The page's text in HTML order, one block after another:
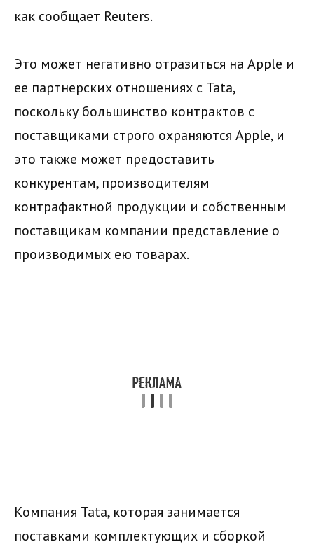
как сообщает Reuters.
Это может негативно отразиться на Apple и
ее партнерских отношениях с Tata,
поскольку большинство контрактов с
поставщиками строго охраняются Apple, и
это также может предоставить
конкурентам, производителям
контрафактной продукции и собственным
поставщикам компании представление о
производимых ею товарах.
Компания Tata, которая занимается
поставками комплектующих и сборкой